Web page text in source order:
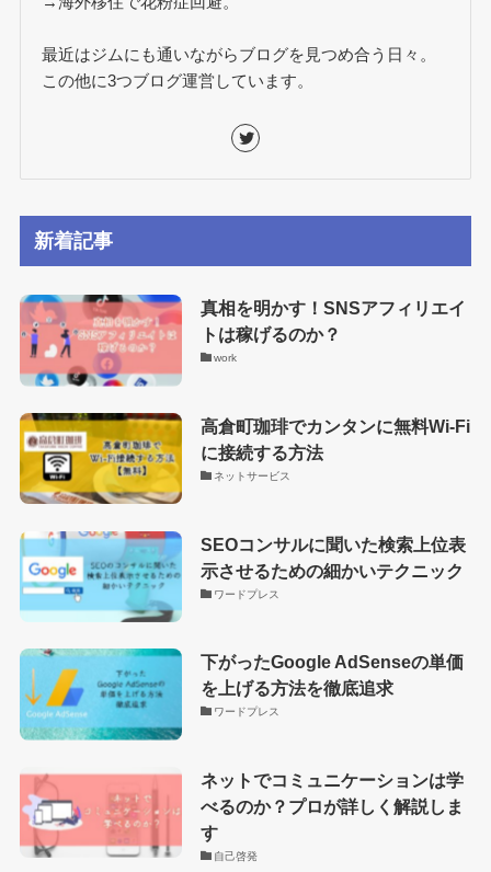
最近はジムにも通いながらブログを見つめ合う日々。
この他に3つブログ運営しています。
新着記事
真相を明かす！SNSアフィリエイ
トは稼げるのか？
work
高倉町珈琲でカンタンに無料Wi-Fi
に接続する方法
ネットサービス
SEOコンサルに聞いた検索上位表
示させるための細かいテクニック
ワードプレス
下がったGoogle AdSenseの単価
を上げる方法を徹底追求
ワードプレス
ネットでコミュニケーションは学
べるのか？プロが詳しく解説しま
す
自己啓発